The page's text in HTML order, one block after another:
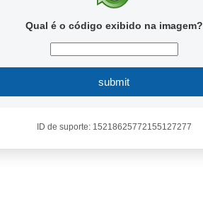
Qual é o código exibido na imagem?
submit
ID de suporte: 15218625772155127277